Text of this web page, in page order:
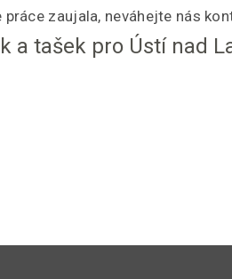
práce zaujala, neváhejte nás
a tašek pro Ústí nad